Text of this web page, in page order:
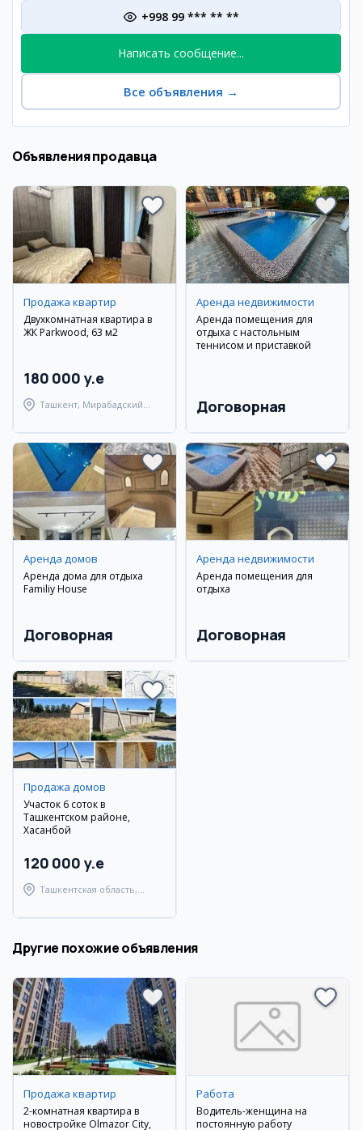
+998 99 *** ** **
Написать сообщение...
Все объявления →
Объявления продавца
Продажа квартир
Двухкомнатная квартира в
ЖК Parkwood, 63 м2
180 000 y.e
Ташкент, Мирабадский
Аренда недвижимости
Аренда помещения для
отдыха с настольным
теннисом и приставкой
Договорная
Аренда домов
Аренда дома для отдыха
Familiy House
Договорная
Аренда недвижимости
Аренда помещения для
отдыха
Договорная
Продажа домов
Участок 6 соток в
Ташкентском районе,
Хасанбой
120 000 y.e
Ташкентская область,
Другие похожие объявления
Продажа квартир
2-комнатная квартира в
новостройке Olmazor City,
Работа
Водитель-женщина на
постоянную работу